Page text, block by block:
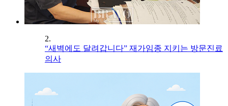
2.
“새벽에도 달려갑니다” 재가임종 지키는 방문진료
의사